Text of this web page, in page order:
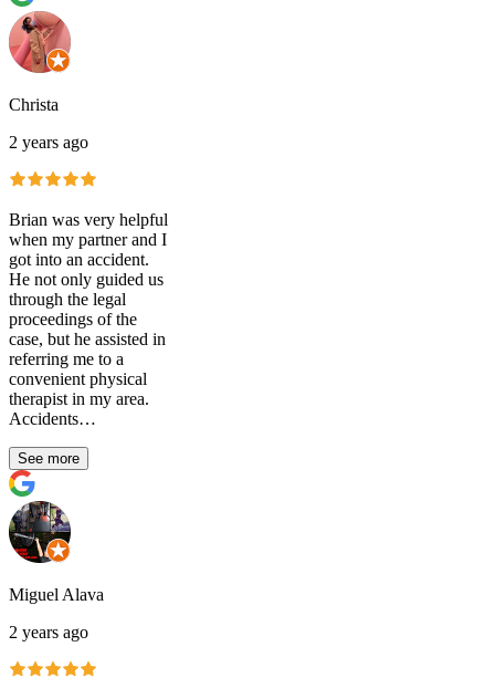
Christa
2 years ago
Brian was very helpful
when my partner and I
got into an accident.
He not only guided us
through the legal
proceedings of the
case, but he assisted in
referring me to a
convenient physical
therapist in my area.
Accidents…
See more
Miguel Alava
2 years ago